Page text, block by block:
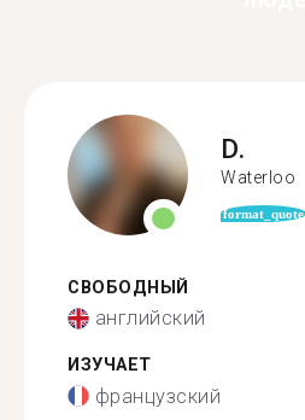
D.
Waterloo
format_quote
СВОБОДНЫЙ
английский
ИЗУЧАЕТ
французский